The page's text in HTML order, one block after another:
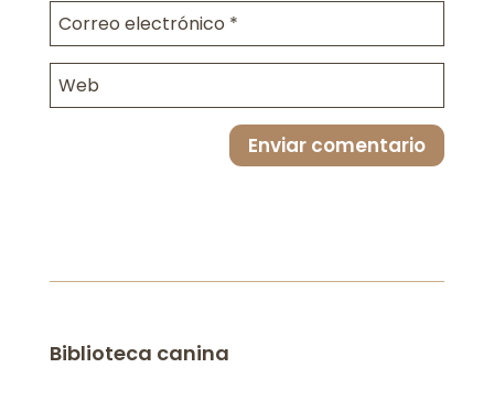
Enviar comentario
Biblioteca canina